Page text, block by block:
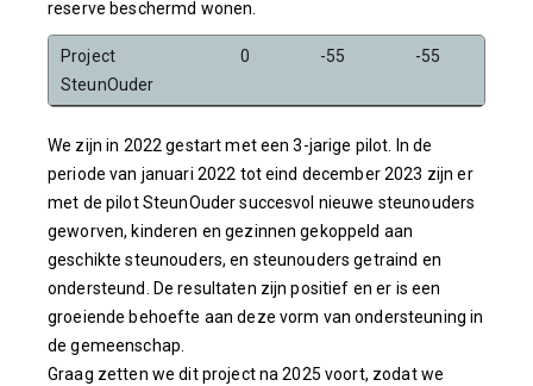
reserve beschermd wonen.
Project
SteunOuder
0 -55 -55
We zijn in 2022 gestart met een 3-jarige pilot. In de
periode van januari 2022 tot eind december 2023 zijn er
met de pilot SteunOuder succesvol nieuwe steunouders
geworven, kinderen en gezinnen gekoppeld aan
geschikte steunouders, en steunouders getraind en
ondersteund. De resultaten zijn positief en er is een
groeiende behoefte aan deze vorm van ondersteuning in
de gemeenschap.
Graag zetten we dit project na 2025 voort, zodat we